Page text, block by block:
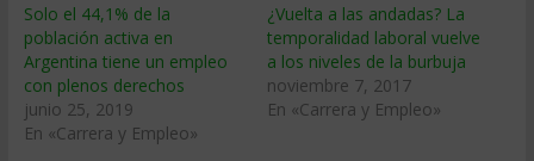
Solo el 44,1% de la
población activa en
Argentina tiene un empleo
con plenos derechos
junio 25, 2019
En «Carrera y Empleo»
¿Vuelta a las andadas? La
temporalidad laboral vuelve
a los niveles de la burbuja
noviembre 7, 2017
En «Carrera y Empleo»